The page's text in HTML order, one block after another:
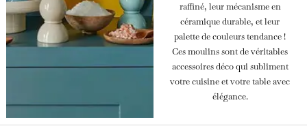
raffiné, leur mécanisme en
céramique durable, et leur
palette de couleurs tendance !
Ces moulins sont de véritables
accessoires déco qui subliment
votre cuisine et votre table avec
élégance.